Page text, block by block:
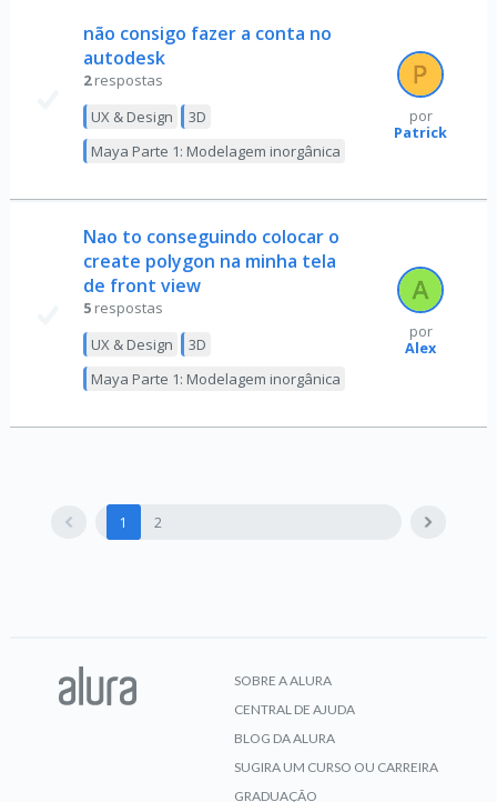
não consigo fazer a conta no
autodesk
2 respostas
UX & Design
3D
Maya Parte 1: Modelagem inorgânica
por
Patrick
Nao to conseguindo colocar o
create polygon na minha tela
de front view
5 respostas
UX & Design
3D
Maya Parte 1: Modelagem inorgânica
por
Alex
1 2
SOBRE A ALURA
CENTRAL DE AJUDA
BLOG DA ALURA
SUGIRA UM CURSO OU CARREIRA
GRADUAÇÃO